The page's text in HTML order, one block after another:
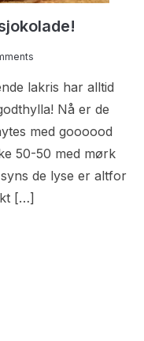
lakris har alltid
Nå er de
med goooood
50-50 med mørk
de lyse er altfor
[…]